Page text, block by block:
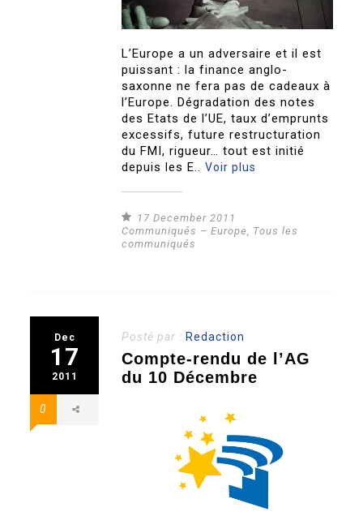
L’Europe a un adversaire et il est
puissant : la finance anglo-
saxonne ne fera pas de cadeaux à
l’Europe. Dégradation des notes
des Etats de l’UE, taux d’emprunts
excessifs, future restructuration
du FMI, rigueur… tout est initié
depuis les E..Voir plus
17 December 2011
Communiqués – Europe, Tous les
communiqués
Dec
17
2011
0
Posté par : Redaction
Compte-rendu de l’AG
du 10 Décembre